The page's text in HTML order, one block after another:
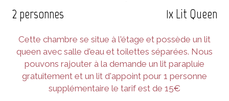
2 personnes
1x Lit Queen
Cette chambre se situe à l'étage et possède un lit
queen avec salle d'eau et toilettes séparées. Nous
pouvons rajouter à la demande un lit parapluie
gratuitement et un lit d'appoint pour 1 personne
supplémentaire le tarif est de 15€